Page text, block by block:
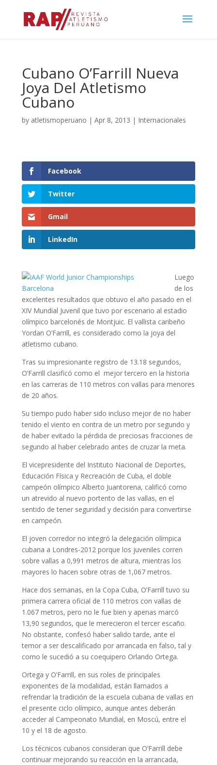
Cubano O’Farrill Nueva
Joya Del Atletismo
Cubano
by atletismoperuano | Apr 8, 2013 | Internacionales
Facebook
Twitter
Gmail
LinkedIn
Luego
de los
excelentes resultados que obtuvo el año pasado en el
XIV Mundial Juvenil que tuvo por escenario al estadio
olímpico barcelonés de Montjuic. El vallista caribeño
Yordan O’Farrill, es considerado como la joya del
atletismo cubano.
Tras su impresionante registro de 13.18 segundos,
O’Farrill clasificó como el mejor tercero en la historia
en las carreras de 110 metros con vallas para menores
de 20 años.
Su tiempo pudo haber sido incluso mejor de no haber
tenido el viento en contra de un metro por segundo y
de haber evitado la pérdida de preciosas fracciones de
segundo al haber celebrado antes de cruzar la meta.
El vicepresidente del Instituto Nacional de Deportes,
Educación Física y Recreación de Cuba, el doble
campeón olímpico Alberto Juantorena, calificó como
un atrevido al nuevo portento de las vallas, en el
sentido de tener seguridad y decisión para convertirse
en campeón.
El joven corredor no integró la delegación olímpica
cubana a Londres-2012 porque los juveniles corren
sobre vallas a 0,991 metros de altura, mientras los
mayores lo hacen sobre otras de 1,067 metros.
Hace dos semanas, en la Copa Cuba, O’Farrill tuvo su
primera carrera oficial de 110 metros con vallas de
1.067 metros, pero no le fue bien y apenas marcó
13,90 segundos, que le merecieron el tercer escaño.
No obstante, confesó haber salido tarde, ante el
temor a ser descalificado por arrancada en falso, tal y
como le sucedió a su coequipero Orlando Ortega.
Ortega y O’Farrill, en sus roles de principales
exponentes de la modalidad, están llamados a
refrendar la tradición de la escuela cubana de vallas en
el presente ciclo olímpico, aunque antes deberán
acceder al Campeonato Mundial, en Moscú, entre el
10 y el 18 de agosto.
Los técnicos cubanos consideran que O’Farrill debe
continuar mejorando su reacción en la arrancada,